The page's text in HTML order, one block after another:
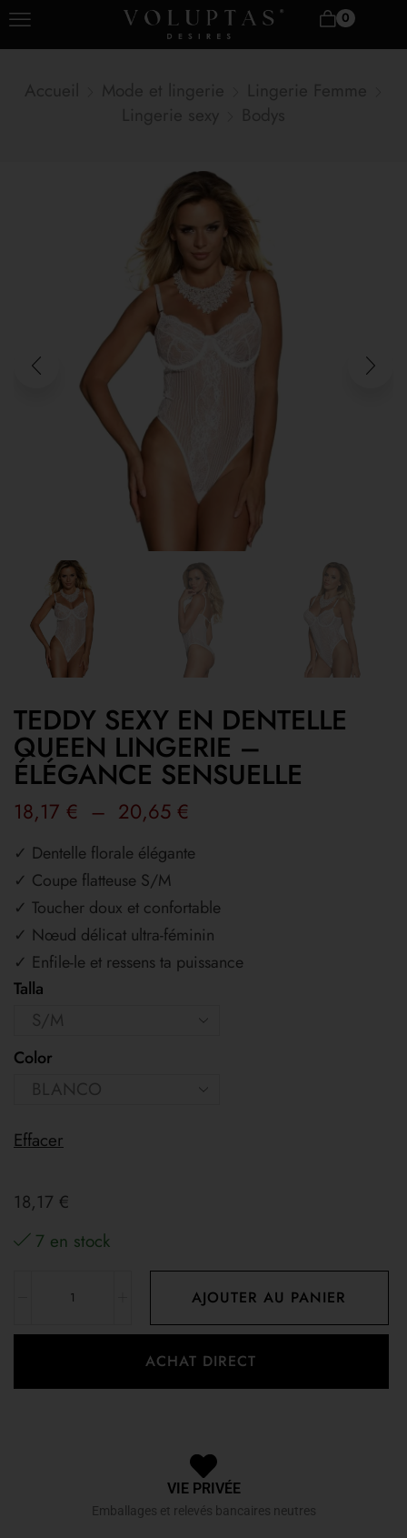
0
TEDDY SEXY EN DENTELLE
QUEEN LINGERIE –
ÉLÉGANCE SENSUELLE
18,17 € – 20,65 €
✓ Dentelle florale élégante
✓ Coupe flatteuse S/M
✓ Toucher doux et confortable
✓ Nœud délicat ultra-féminin
✓ Enfile-le et ressens ta puissance
Talla
Color
Effacer
18,17 €
7 en stock
AJOUTER AU PANIER
ACHAT DIRECT
VIE PRIVÉE
Emballages et relevés bancaires neutres